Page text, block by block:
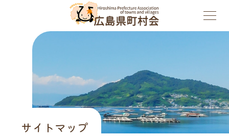
サイトマップ